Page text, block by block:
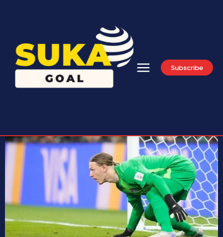
Subscribe